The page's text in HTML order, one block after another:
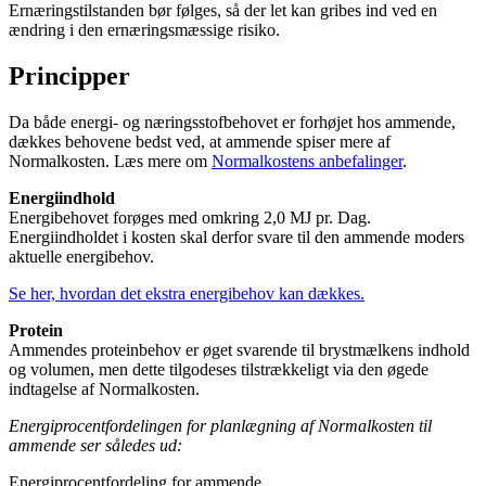
Ernæringstilstanden bør følges, så der let kan gribes ind ved en
ændring i den ernæringsmæssige risiko.
Principper
Da både energi- og næringsstofbehovet er forhøjet hos ammende,
dækkes behovene bedst ved, at ammende spiser mere af
Normalkosten. Læs mere om Normalkostens anbefalinger.
Energiindhold
Energibehovet forøges med omkring 2,0 MJ pr. Dag.
Energiindholdet i kosten skal derfor svare til den ammende moders
aktuelle energibehov.
Se her, hvordan det ekstra energibehov kan dækkes.
Protein
Ammendes proteinbehov er øget svarende til brystmælkens indhold
og volumen, men dette tilgodeses tilstrækkeligt via den øgede
indtagelse af Normalkosten.
Energiprocentfordelingen for planlægning af Normalkosten til
ammende ser således ud:
Energiprocentfordeling for ammende